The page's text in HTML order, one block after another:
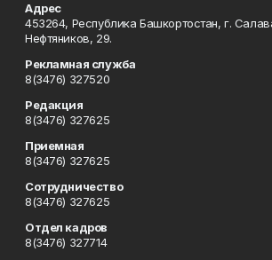
Адрес
453264, Республика Башкортостан, г.
Нефтяников, 29.
Рекламная служба
8(3476) 327520
Редакция
8(3476) 327625
Приемная
8(3476) 327625
Сотрудничество
8(3476) 327625
Отдел кадров
8(3476) 327714